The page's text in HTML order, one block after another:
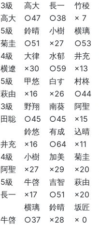
3級 高大 長一 竹稜
高大 ○47 ○38 × 7
5級 鈴晴 小樹 横璃
菊圭 ○51 ×27 ○53
4級 大律 水郁 井充
横遼 ×30 ○59 ×13
5級 甲悠 白す 村柊
萩由 ×16 ×26 ○44
3級 野翔 南葵 阿聖
田聡 ○45 ○45 ×15
鈴悠 有成 込晴
井充 ×16 ○64 ×11
4級 小樹 加美 菊圭
阿聖 ×27 ×29 ×20
5級 牛啓 吉智 萩由
長一 ×17 ○51 ×20
横璃 鈴晴 坂匠
牛啓 ○37 ×28 × 0